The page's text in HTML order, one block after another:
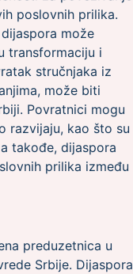
poslovnih prilika.
može
transformaciju i
stručnjaka iz
može biti
Povratnici mogu
razvijaju, kao što su
takođe, dijaspora
prilika između
preduzetnica u
Srbije. Dijaspora